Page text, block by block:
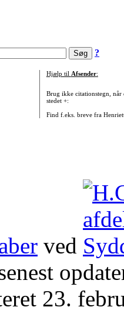
?
Hjælp til Afsender:
Brug ikke citationstegn, når
stedet +:
Find f.eks. breve fra
ved
23.